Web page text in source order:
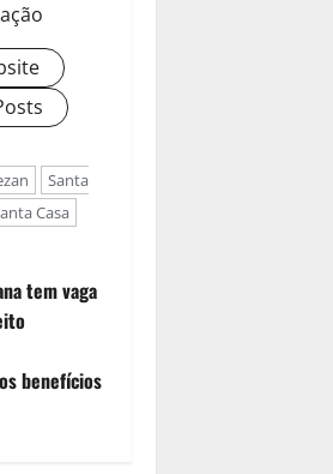
Santa
Casa
tem vaga
benefícios